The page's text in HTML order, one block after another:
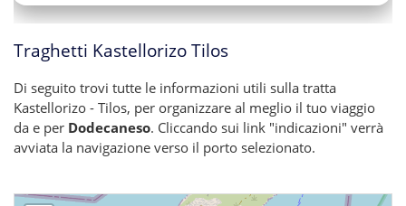
Traghetti Kastellorizo Tilos
Di seguito trovi tutte le informazioni utili sulla tratta
Kastellorizo - Tilos, per organizzare al meglio il tuo viaggio
da e per Dodecaneso. Cliccando sui link "indicazioni" verrà
avviata la navigazione verso il porto selezionato.